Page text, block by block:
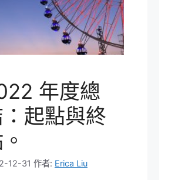
年度總
起點與終
12-31 作者: Erica Liu